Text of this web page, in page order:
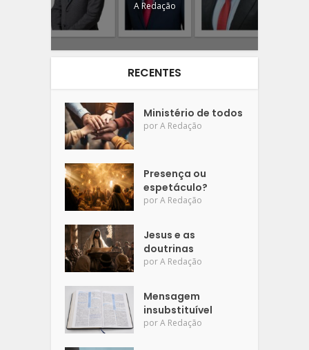
A Redação
RECENTES
Ministério de todos
porA Redação
Presença ou
espetáculo?
porA Redação
Jesus e as
doutrinas
porA Redação
Mensagem
insubstituível
porA Redação